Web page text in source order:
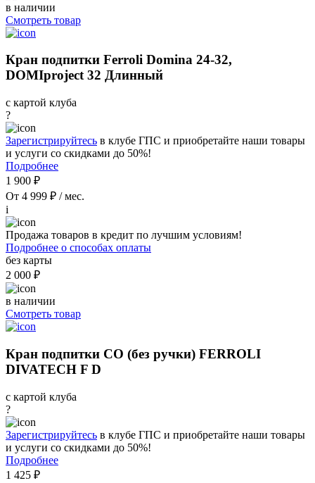
в наличии
Смотреть товар
Кран подпитки Ferroli Domina 24-32,
DOMIproject 32 Длинный
с картой клуба
?
Зарегистрируйтесь в клубе ГПС и приобретайте наши товары
и услуги со скидками до 50%!
Подробнее
1 900 ₽
От 4 999 ₽ / мес.
i
Продажа товаров в кредит по лучшим условиям!
Подробнее о способах оплаты
без карты
2 000 ₽
в наличии
Смотреть товар
Кран подпитки СО (без ручки) FERROLI
DIVATECH F D
с картой клуба
?
Зарегистрируйтесь в клубе ГПС и приобретайте наши товары
и услуги со скидками до 50%!
Подробнее
1 425 ₽